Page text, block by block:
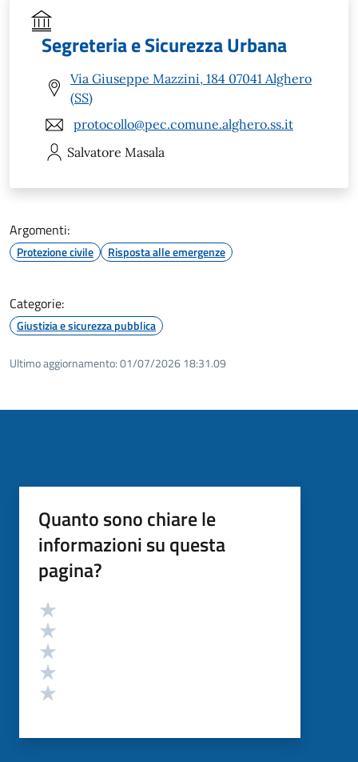
Segreteria e Sicurezza Urbana
Via Giuseppe Mazzini, 184 07041 Alghero
(SS)
protocollo@pec.comune.alghero.ss.it
Salvatore Masala
Argomenti:
Protezione civile Risposta alle emergenze
Categorie:
Giustizia e sicurezza pubblica
Ultimo aggiornamento:01/07/2026 18:31.09
Quanto sono chiare le
informazioni su questa
pagina?
Valutazione